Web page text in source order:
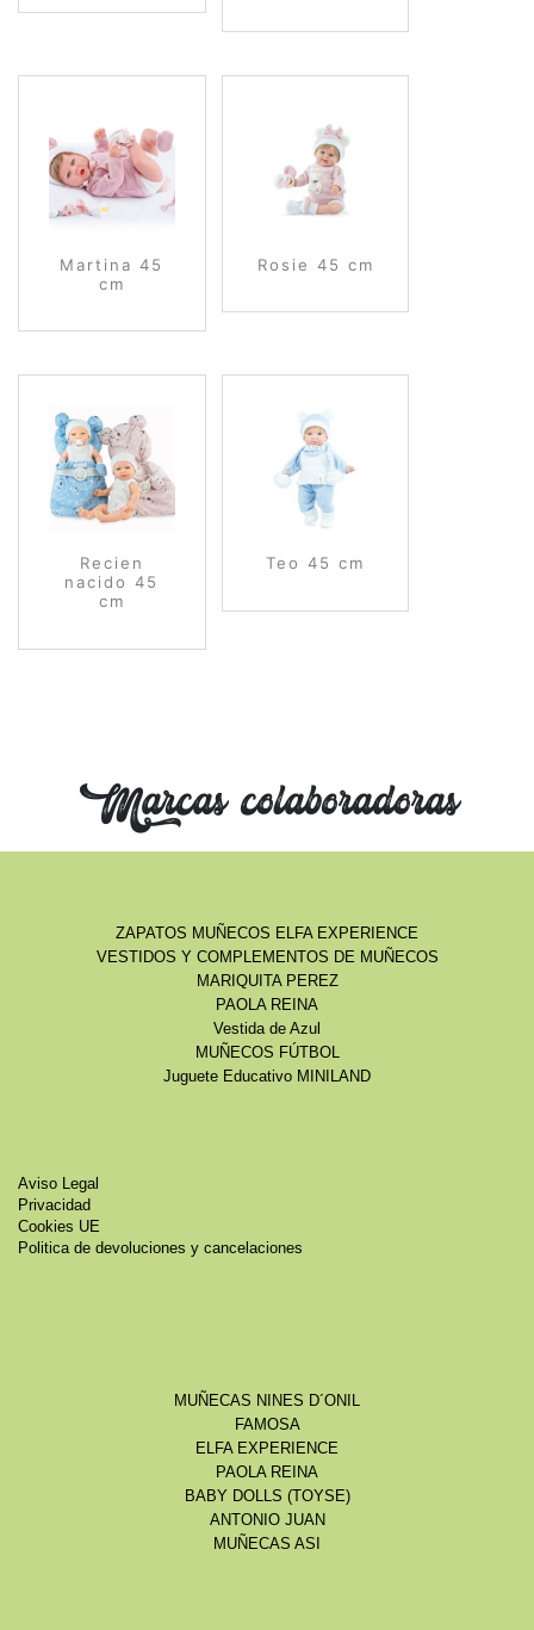
Martina 45
cm
Rosie 45 cm
Recien
nacido 45
cm
Teo 45 cm
Marcas colaboradoras
ZAPATOS MUÑECOS ELFA EXPERIENCE
VESTIDOS Y COMPLEMENTOS DE MUÑECOS
MARIQUITA PEREZ
PAOLA REINA
Vestida de Azul
MUÑECOS FÚTBOL
Juguete Educativo MINILAND
Aviso Legal
Privacidad
Cookies UE
Politica de devoluciones y cancelaciones
MUÑECAS NINES D´ONIL
FAMOSA
ELFA EXPERIENCE
PAOLA REINA
BABY DOLLS (TOYSE)
ANTONIO JUAN
MUÑECAS ASI